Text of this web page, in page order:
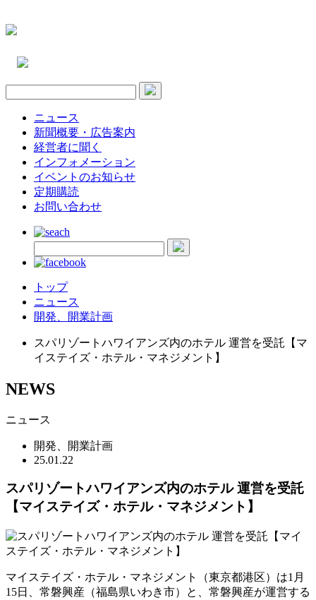
ニュース
新聞概要・広告案内
経営者に聞く
インフォメーション
イベントのお知らせ
定期購読
お問い合わせ
トップ
ニュース
開発、開業計画
スパリゾートハワイアンズ内のホテル 運営を受託【マ
イステイズ・ホテル・マネジメント】
NEWS
ニュース
開発、開業計画
25.01.22
スパリゾートハワイアンズ内のホテル 運営を受託
【マイステイズ・ホテル・マネジメント】
マイステイズ・ホテル・マネジメント（東京都港区）は1月
15日、常磐興産（福島県いわき市）と、常磐興産が運営する